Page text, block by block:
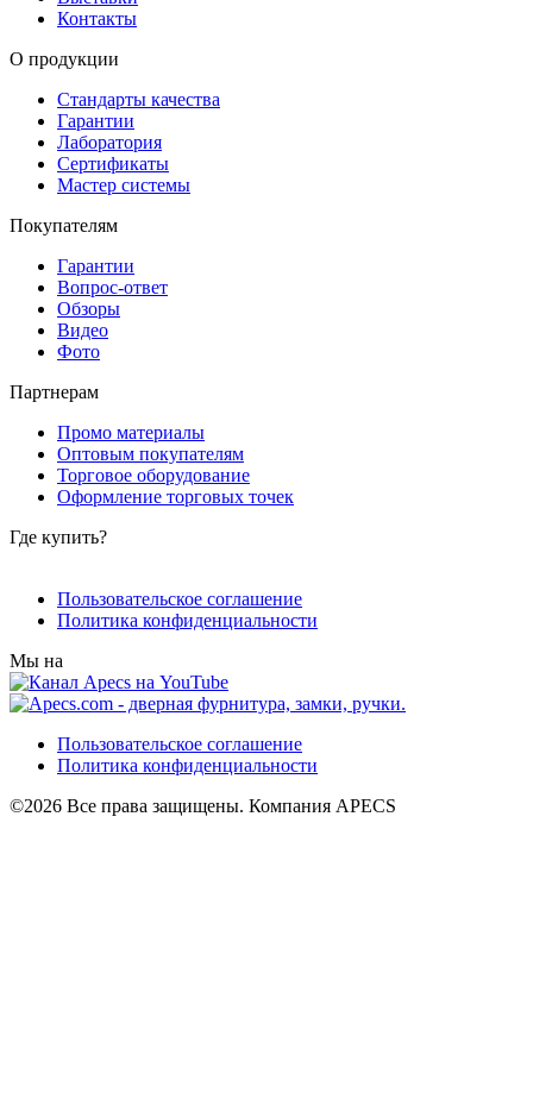
Контакты
О продукции
Стандарты качества
Гарантии
Лаборатория
Сертификаты
Мастер системы
Покупателям
Гарантии
Вопрос-ответ
Обзоры
Видео
Фото
Партнерам
Промо материалы
Оптовым покупателям
Торговое оборудование
Оформление торговых точек
Где купить?
Пользовательское соглашение
Политика конфиденциальности
Мы на
Пользовательское соглашение
Политика конфиденциальности
©2026 Все права защищены. Компания APECS